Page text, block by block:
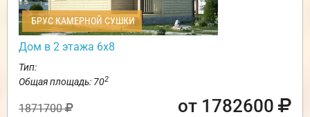
БРУС КАМЕРНОЙ СУШКИ
Дом в 2 этажа 6х8
Тип:
Общая площадь: 702
1871700 от 1782600